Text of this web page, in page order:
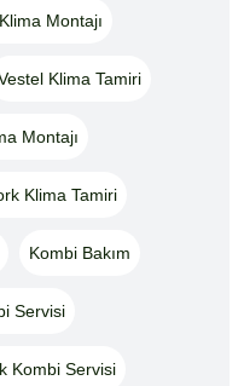
Montajı
Klima Tamiri
Montajı
Klima Tamiri
Kombi Bakım
Servisi
Kombi Servisi